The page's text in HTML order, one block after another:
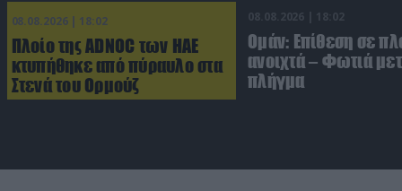
08.08.2026 | 18:02
Πλοίο της ADNOC των ΗΑΕ
κτυπήθηκε από πύραυλο στα
Στενά του Ορμούζ
08.08.2026 | 18:02
Ομάν: Επίθεση σε
ανοιχτά – Φωτιά
πλήγμα